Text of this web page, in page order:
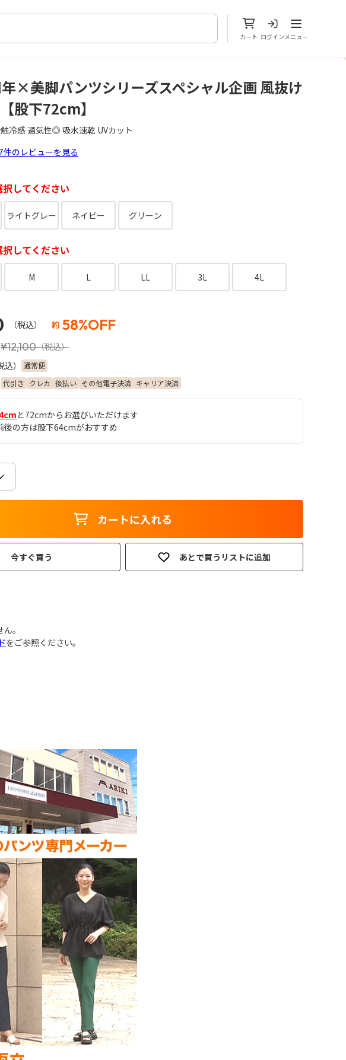
カート ログイン
メニューを開
メニュー
×美脚パンツシリーズスペシャル企画 風抜け
股下72cm】
冷感 通気性◎ 吸水速乾 UVカット
件のレビューを見る
択してください
ライトグレー ネイビー グリーン
択してください
M L LL 3L 4L
（税込） 約 58%OFF
¥12,100（税込）
込） 通常便
代引き クレカ 後払い その他電子決済 キャリア決済
と72cmからお選びいただけます
後の方は股下64cmがおすすめ
カートに入れる
今すぐ買う あとで買うリストに追加
ん｡
をご参照ください。